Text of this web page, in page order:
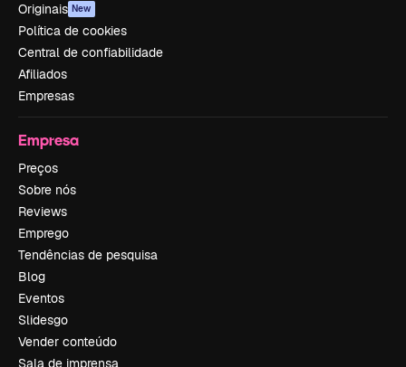
Originais New
Política de cookies
Central de confiabilidade
Afiliados
Empresas
Empresa
Preços
Sobre nós
Reviews
Emprego
Tendências de pesquisa
Blog
Eventos
Slidesgo
Vender conteúdo
Sala de imprensa